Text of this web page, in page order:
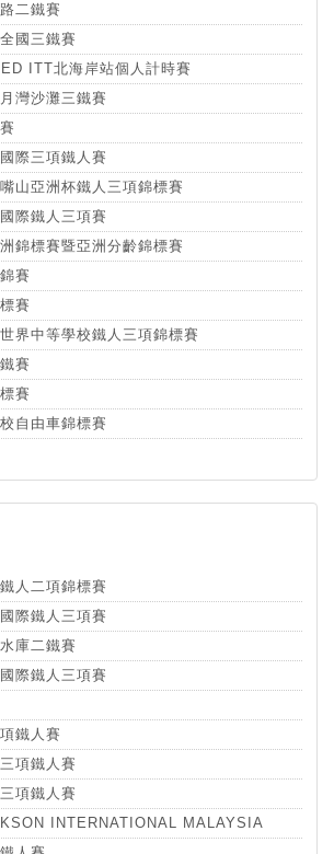
二鐵賽
國三鐵賽
ITT北海岸站個人計時賽
灣沙灘三鐵賽
際三項鐵人賽
山亞洲杯鐵人三項錦標賽
際鐵人三項賽
錦標賽暨亞洲分齡錦標賽
賽
賽
界中等學校鐵人三項錦標賽
賽
賽
自由車錦標賽
人二項錦標賽
際鐵人三項賽
庫二鐵賽
際鐵人三項賽
鐵人賽
項鐵人賽
項鐵人賽
INTERNATIONAL MALAYSIA